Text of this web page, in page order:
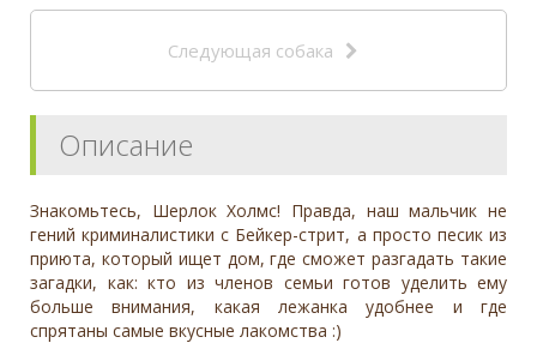
Следующая собака
Описание
Знакомьтесь, Шерлок Холмс! Правда, наш мальчик не
гений криминалистики с Бейкер-стрит, а просто песик из
приюта, который ищет дом, где сможет разгадать такие
загадки, как: кто из членов семьи готов уделить ему
больше внимания, какая лежанка удобнее и где
спрятаны самые вкусные лакомства :)